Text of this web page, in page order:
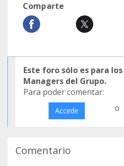
Comparte
Este foro sólo es para
Managers del Grupo.
Para poder comentar:
Accede o
Comentario